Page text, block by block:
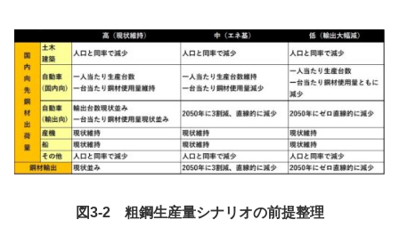
図3-2 粗鋼生産量シナリオの前提整理